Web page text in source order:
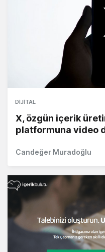
DIJITAL
X, özgün içerik
platformuna video
Candeğer Muradoğlu